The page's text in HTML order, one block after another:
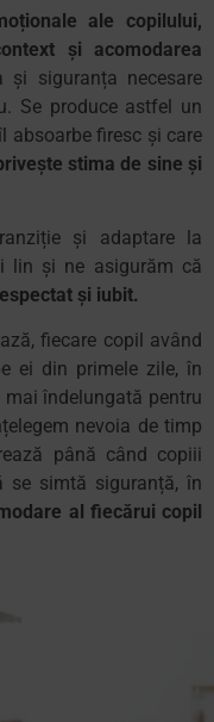
ale copilului,
și acomodarea
și siguranța necesare
Se produce astfel un
absoarbe firesc și care
stima de sine şi
şi adaptare la
lin şi ne asigurăm că
şi iubit.
fiecare copil având
ei din primele zile, în
îndelungată pentru
nevoia de timp
până când copiii
se simtă siguranță, în
al fiecărui copil